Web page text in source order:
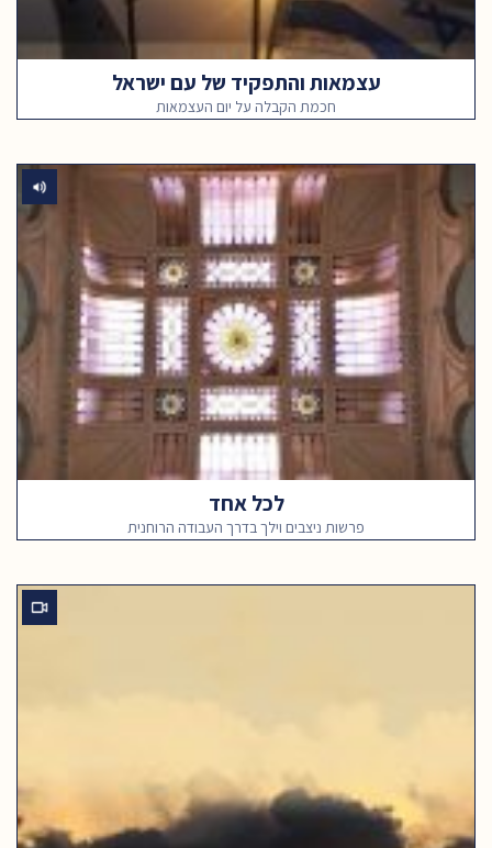
עצמאות והתפקיד של עם ישראל
חכמת הקבלה על יום העצמאות
לכל אחד
פרשות ניצבים וילך בדרך העבודה הרוחנית